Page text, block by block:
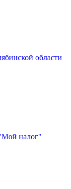
области
налог"